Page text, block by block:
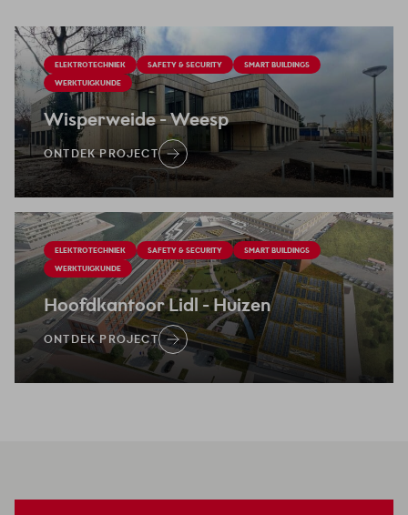
ELEKTROTECHNIEK SAFETY & SECURITY
SMART BUILDINGS
WERKTUIGKUNDE
Wisperweide- Weesp
ONTDEK PROJECT
ELEKTROTECHNIEK SAFETY & SECURITY
SMART BUILDINGS
WERKTUIGKUNDE
Hoofdkantoor Lidl - Huizen
ONTDEK PROJECT